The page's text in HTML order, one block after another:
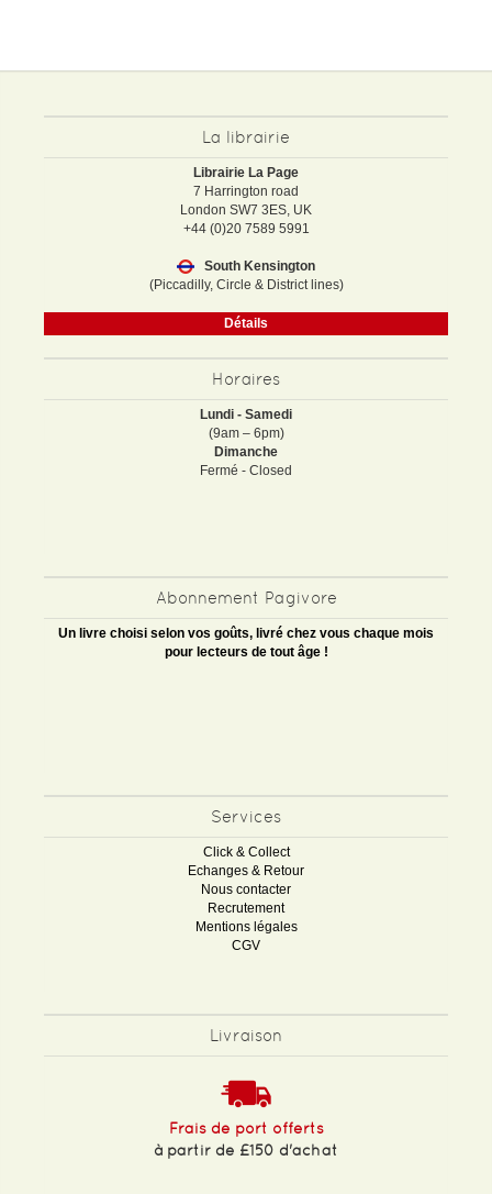
La librairie
Librairie La Page
7 Harrington road
London SW7 3ES, UK
+44 (0)20 7589 5991
South Kensington
(Piccadilly, Circle & District lines)
Détails
Horaires
Lundi - Samedi
(9am – 6pm)
Dimanche
Fermé - Closed
Abonnement Pagivore
Un livre choisi selon vos goûts, livré chez vous chaque mois
pour lecteurs de tout âge !
Services
Click & Collect
Echanges & Retour
Nous contacter
Recrutement
Mentions légales
CGV
Livraison
Frais de port offerts
à partir de £150 d'achat